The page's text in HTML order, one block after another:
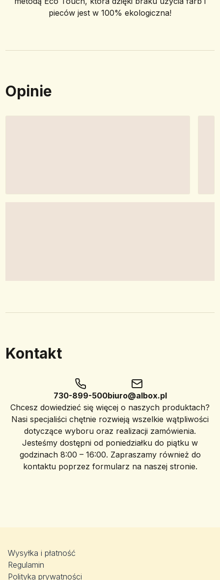
pieców jest w 100% ekologiczna!
Opinie
Kontakt
730-899-500biuro@albox.pl
Chcesz dowiedzieć się więcej o naszych produktach?
Nasi specjaliści chętnie rozwieją wszelkie wątpliwości
dotyczące wyboru oraz realizacji zamówienia.
Jesteśmy dostępni od poniedziałku do piątku w
godzinach 8:00 – 16:00. Zapraszamy również do
kontaktu poprzez formularz na naszej stronie.
Wysyłka i płatność
Regulamin
Polityka prywatności